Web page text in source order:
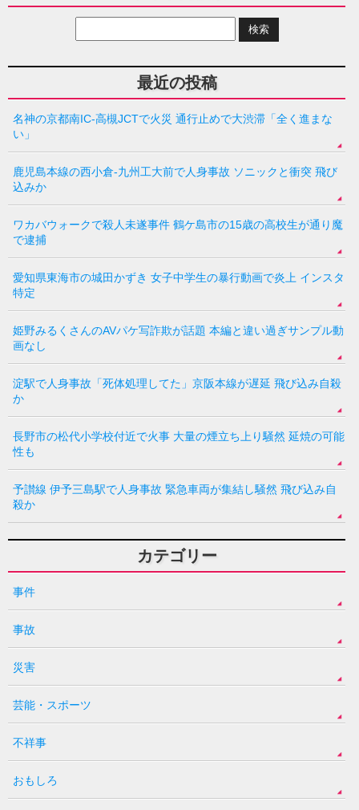
最近の投稿
名神の京都南IC-高槻JCTで火災 通行止めで大渋滞「全く進まな
い」
鹿児島本線の西小倉-九州工大前で人身事故 ソニックと衝突 飛び
込みか
ワカバウォークで殺人未遂事件 鶴ケ島市の15歳の高校生が通り魔
で逮捕
愛知県東海市の城田かずき 女子中学生の暴行動画で炎上 インスタ
特定
姫野みるくさんのAVパケ写詐欺が話題 本編と違い過ぎサンプル動
画なし
淀駅で人身事故「死体処理してた」京阪本線が遅延 飛び込み自殺
か
長野市の松代小学校付近で火事 大量の煙立ち上り騒然 延焼の可能
性も
予讃線 伊予三島駅で人身事故 緊急車両が集結し騒然 飛び込み自
殺か
カテゴリー
事件
事故
災害
芸能・スポーツ
不祥事
おもしろ